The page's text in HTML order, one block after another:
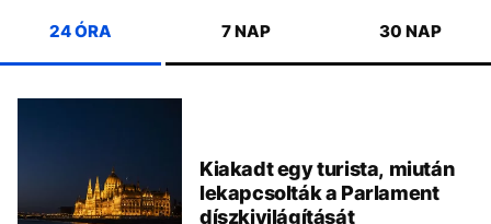
24 ÓRA 7 NAP 30 NAP
Kiakadt egy turista, miután
lekapcsolták a Parlament
díszkivilágítását